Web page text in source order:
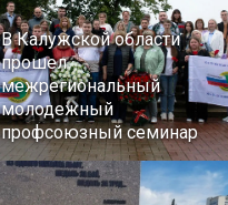
В Калужской области
прошел
межрегиональный
молодежный
профсоюзный семинар